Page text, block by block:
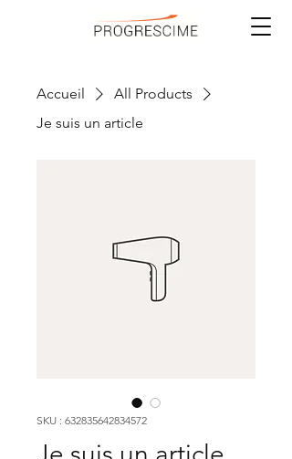
Accueil
All Products
Je suis un article
SKU : 632835642834572